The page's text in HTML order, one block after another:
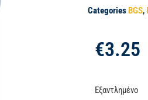
Categories BGS,
€3.25
Εξαντλημένο